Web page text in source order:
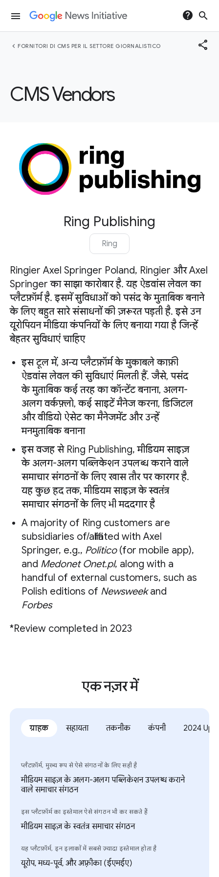
menu help search
chevron_left FORNITORI DI CMS PER IL SETTORE GIORNALISTICO share
CMS Vendors
Ring Publishing
Ring
Ringier Axel Springer Poland, Ringier और Axel
Springer का साझा कारोबार है. यह ऐडवांस लेवल का
प्लैटफ़ॉर्म है. इसमें सुविधाओं को पसंद के मुताबिक बनाने
के लिए बहुत सारे संसाधनों की ज़रूरत पड़ती है. इसे उन
यूरोपियन मीडिया कंपनियों के लिए बनाया गया है जिन्हें
बेहतर सुविधाएं चाहिए
इस टूल में, अन्य प्लैटफ़ॉर्म के मुकाबले काफ़ी
ऐडवांस लेवल की सुविधाएं मिलती हैं. जैसे, पसंद
के मुताबिक कई तरह का कॉन्टेंट बनाना, अलग-
अलग वर्कफ़्लो, कई साइटें मैनेज करना, डिजिटल
और वीडियो ऐसेट का मैनेजमेंट और उन्हें
मनमुताबिक बनाना
इस वजह से Ring Publishing, मीडियम साइज़
के अलग-अलग पब्लिकेशन उपलब्ध कराने वाले
समाचार संगठनों के लिए खास तौर पर कारगर है.
यह कुछ हद तक, मीडियम साइज़ के स्वतंत्र
समाचार संगठनों के लिए भी मददगार है
A majority of Ring customers are
subsidiaries of/affiliated with Axel
Springer, e.g., Politico(for mobile app),
and Medonet Onet.pl, along with a
handful of external customers, such as
Polish editions of Newsweekand
Forbes
*Review completed in 2023
एक नज़र में
ग्राहक सहायता तकनीक कंपनी 2024
प्लैटफ़ॉर्म, मुख्य रूप से ऐसे संगठनों के लिए सही है
मीडियम साइज़ के अलग-अलग पब्लिकेशन उपलब्ध कराने
वाले समाचार संगठन
इस प्लैटफ़ॉर्म का इस्तेमाल ऐसे संगठन भी कर सकते हैं
मीडियम साइज़ के स्वतंत्र समाचार संगठन
यह प्लैटफ़ॉर्म, इन इलाकों में सबसे ज़्यादा इस्तेमाल होता है
यूरोप, मध्य-पूर्व, और अफ़्रीका (ईएमईए)